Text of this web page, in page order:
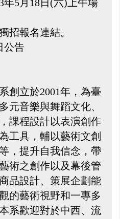
年5月18日(六)上午場
招報名連結。
公告
創立於2001年，為臺
元音樂與舞蹈文化、
課程設計以表演創作
工具，輔以藝術文創
，提升自我信念，帶
術之創作以及幕後管
品設計、策展企劃能
的藝術視野和一專多
系歡迎對於中西、流